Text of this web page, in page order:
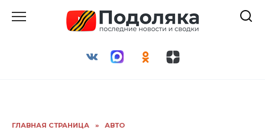
ГЛАВНАЯ СТРАНИЦА » АВТО